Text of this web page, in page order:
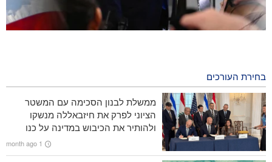
CNN חשפה: ראש המטה של ​​צבא ארה"ב מחפש דרך לצאת
מהמלחמה
מעל 700 חיילים אמריקאים נפצעו בתקיפות האיראניות
סנדרס: טראמפ המושחת הוביל את אמריקה למלחמה קטסטרופלית
בחירת העורכים
ממשלת לבנון הסכימה עם המשטר
הציוני לפרק את חיזבאללה מנשקו
ולהותיר את הכיבוש במדינה על כנו
1 month ago